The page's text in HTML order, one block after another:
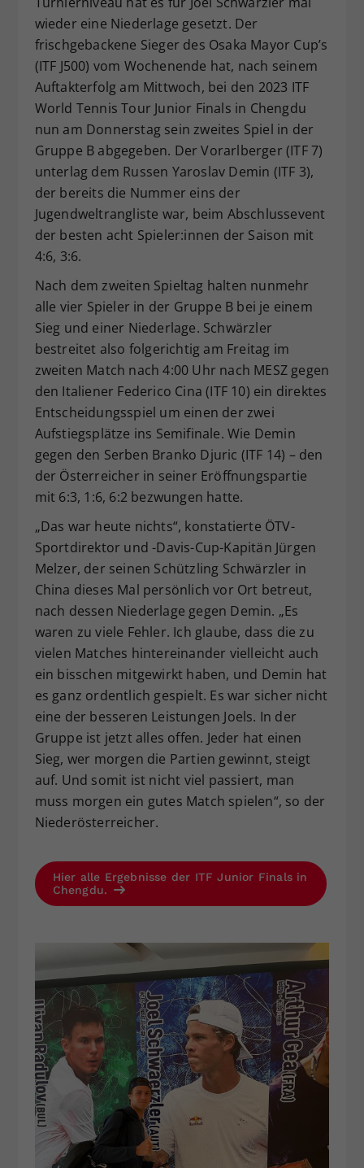
wieder eine Niederlage gesetzt. Der
frischgebackene Sieger des Osaka Mayor Cup’s
(ITF J500) vom Wochenende hat, nach seinem
Auftakterfolg am Mittwoch, bei den 2023 ITF
World Tennis Tour Junior Finals in Chengdu
nun am Donnerstag sein zweites Spiel in der
Gruppe B abgegeben. Der Vorarlberger (ITF 7)
unterlag dem Russen Yaroslav Demin (ITF 3),
der bereits die Nummer eins der
Jugendweltrangliste war, beim Abschlussevent
der besten acht Spieler:innen der Saison mit
4:6, 3:6.
Nach dem zweiten Spieltag halten nunmehr
alle vier Spieler in der Gruppe B bei je einem
Sieg und einer Niederlage. Schwärzler
bestreitet also folgerichtig am Freitag im
zweiten Match nach 4:00 Uhr nach MESZ gegen
den Italiener Federico Cina (ITF 10) ein direktes
Entscheidungsspiel um einen der zwei
Aufstiegsplätze ins Semifinale. Wie Demin
gegen den Serben Branko Djuric (ITF 14) – den
der Österreicher in seiner Eröffnungspartie
mit 6:3, 1:6, 6:2 bezwungen hatte.
„Das war heute nichts“, konstatierte ÖTV-
Sportdirektor und -Davis-Cup-Kapitän Jürgen
Melzer, der seinen Schützling Schwärzler in
China dieses Mal persönlich vor Ort betreut,
nach dessen Niederlage gegen Demin. „Es
waren zu viele Fehler. Ich glaube, dass die zu
vielen Matches hintereinander vielleicht auch
ein bisschen mitgewirkt haben, und Demin hat
es ganz ordentlich gespielt. Es war sicher nicht
eine der besseren Leistungen Joels. In der
Gruppe ist jetzt alles offen. Jeder hat einen
Sieg, wer morgen die Partien gewinnt, steigt
auf. Und somit ist nicht viel passiert, man
muss morgen ein gutes Match spielen“, so der
Niederösterreicher.
Hier alle Ergebnisse der ITF Junior Finals in
Chengdu.
Zweck
Dieser Wert speichert Ihre Consent-
Einstellungen. Unter anderem eine
zufällig generierte ID, für die
historische Speicherung Ihrer
vorgenommen Einstellungen, falls der
Webseiten-Betreiber dies eingestellt
hat.